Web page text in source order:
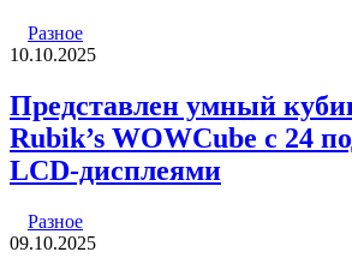
Разное
10.10.2025
Представлен умный
Rubik’s WOWCube с 24
LCD-дисплеями
Разное
09.10.2025